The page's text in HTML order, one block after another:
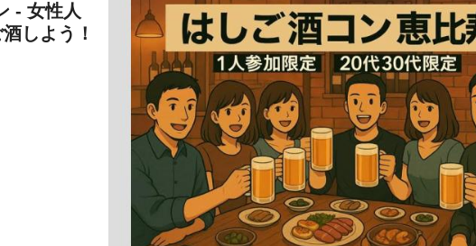
- 女性人
しよう！